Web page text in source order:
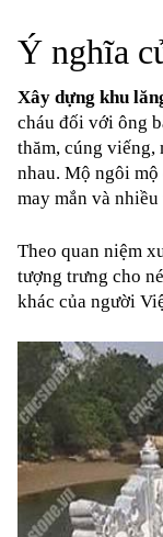
Ý nghĩa
Xây dựng khu
cháu đối với ông
thăm, cúng
nhau. Mộ ngôi mộ
may mắn và
Theo quan niệm
tượng trưng cho
khác của người